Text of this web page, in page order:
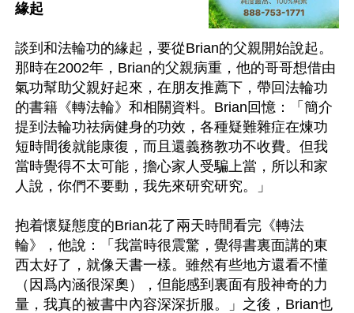
緣起
談到和法輪功的緣起，要從Brian的父親開始說起。
那時在2002年，Brian的父親病重，他的哥哥想借由
氣功幫助父親好起來，在朋友推薦下，帶回法輪功
的書籍《轉法輪》和相關資料。Brian回憶：「簡介
提到法輪功祛病健身的功效，各種疑難雜症在煉功
短時間後就能康復，而且還義務教功不收費。但我
當時覺得不太可能，擔心家人受騙上當，所以和家
人說，你們不要動，我先來研究研究。」
抱着懷疑態度的Brian花了兩天時間看完《轉法
輪》，他說：「我當時很震驚，覺得書裏面講的東
西太好了，就像天書一樣。雖然有些地方還看不懂
（因爲內涵很深奧），但能感到裏面有股神奇的力
量，我真的被書中內容深深折服。」之後，Brian也